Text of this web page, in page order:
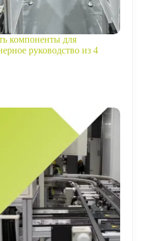
компоненты для
руководство из 4